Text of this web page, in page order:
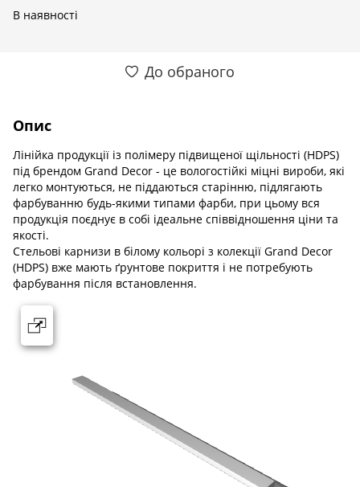
В наявності
До обраного
Опис
Лінійка продукції iз полімеру підвищеної щільності (HDPS)
під брендом Grand Decor - це вологостійкі міцні вироби, які
легко монтуються, не піддаються старінню, підлягають
фарбуванню будь-якими типами фарби, при цьому вся
продукція поєднує в собі ідеальне співвідношення ціни та
якості.
Стельoвi карнизи в білому кольорі з колекції Grand Decor
(HDPS) вже мають ґрунтове покриття і не потребують
фарбування після встановлення.